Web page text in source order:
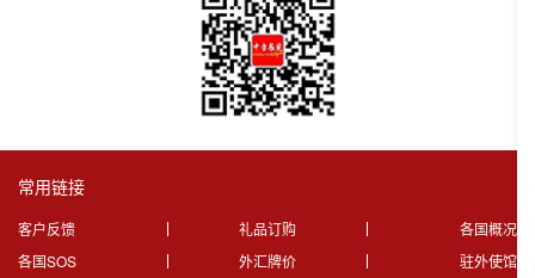
常用链接
客户反馈 礼品订购
各国概况
各国SOS
外汇牌价 驻外使馆